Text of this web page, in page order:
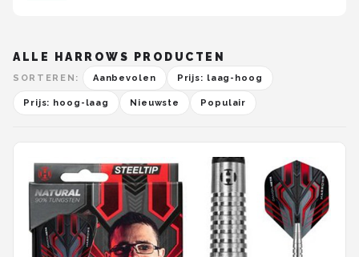
ALLE HARROWS PRODUCTEN
SORTEREN: Aanbevolen Prijs: laag-hoog
Prijs: hoog-laag Nieuwste Populair